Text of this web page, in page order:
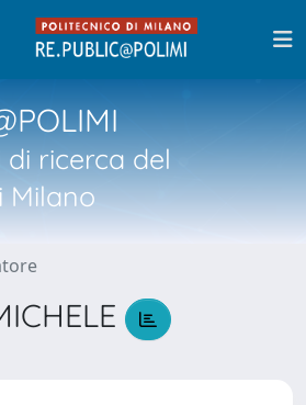
ricerca del
Milano